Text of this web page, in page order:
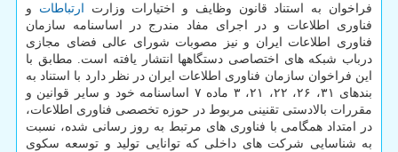
فراخوان به استناد قانون وظایف و اختیارات وزارت
ارتباطات و
فناوری اطلاعات و در اجرای مفاد مندرج در اساسنامه سازمان
فناوری اطلاعات ایران و نیز مصوبات شورای عالی فضای مجازی
درباب شبکه های اختصاصی دستگاهها انتشار یافته است. مطابق با
این فراخوان سازمان فناوری اطلاعات ایران در نظر دارد با استناد به
بندهای ۳۱، ۲۶، ۲۲، ۲۱، ۳ ماده ۷ اساسنامه خود و سایر قوانین و
مقررات بالادستی تقنینی مربوط در حوزه تخصصی فناوری اطلاعات،
در امتداد همگامی با فناوری های مرتبط به روز رسانی شده، نسبت
به شناسایی شرکت های داخلی که توانایی تولید و توسعه سکوی